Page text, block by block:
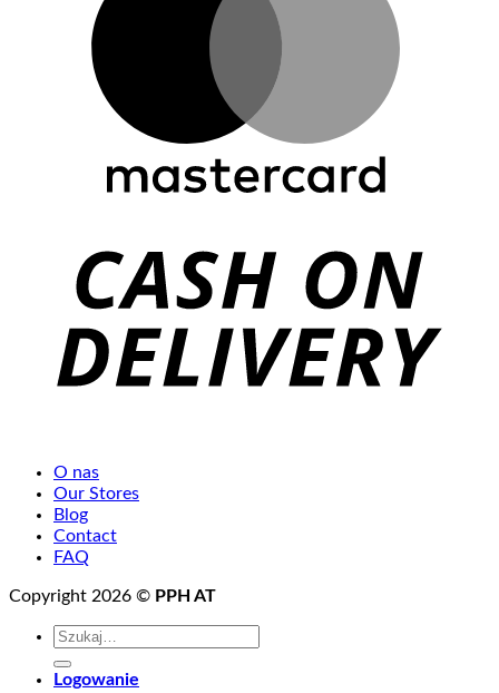
O nas
Our Stores
Blog
Contact
FAQ
Copyright 2026 © PPH AT
Szukaj:
Logowanie